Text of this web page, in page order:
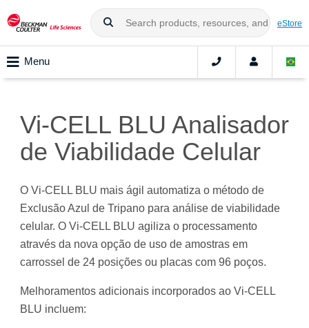
eStore
Menu
Vi-CELL BLU Analisador
de Viabilidade Celular
O Vi-CELL BLU mais ágil automatiza o método de
Exclusão Azul de Tripano para análise de viabilidade
celular. O Vi-CELL BLU agiliza o processamento
através da nova opção de uso de amostras em
carrossel de 24 posições ou placas com 96 poços.
Melhoramentos adicionais incorporados ao Vi-CELL
BLU incluem: